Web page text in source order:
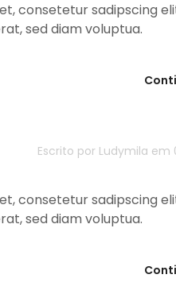
consetetur sadipscing
sed diam voluptua.
Escrito por Ludymila em
consetetur sadipscing
sed diam voluptua.